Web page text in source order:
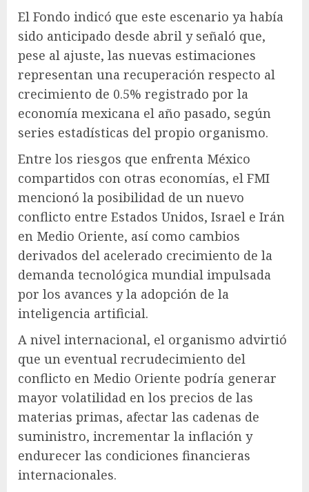
El Fondo indicó que este escenario ya había
sido anticipado desde abril y señaló que,
pese al ajuste, las nuevas estimaciones
representan una recuperación respecto al
crecimiento de 0.5% registrado por la
economía mexicana el año pasado, según
series estadísticas del propio organismo.
Entre los riesgos que enfrenta México
compartidos con otras economías, el FMI
mencionó la posibilidad de un nuevo
conflicto entre Estados Unidos, Israel e Irán
en Medio Oriente, así como cambios
derivados del acelerado crecimiento de la
demanda tecnológica mundial impulsada
por los avances y la adopción de la
inteligencia artificial.
A nivel internacional, el organismo advirtió
que un eventual recrudecimiento del
conflicto en Medio Oriente podría generar
mayor volatilidad en los precios de las
materias primas, afectar las cadenas de
suministro, incrementar la inflación y
endurecer las condiciones financieras
internacionales.